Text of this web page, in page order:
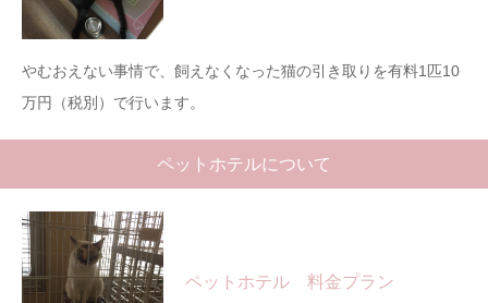
やむおえない事情で、飼えなくなった猫の引き取りを有料1匹10
万円（税別）で行います。
ペットホテルについて
ペットホテル 料金プラン